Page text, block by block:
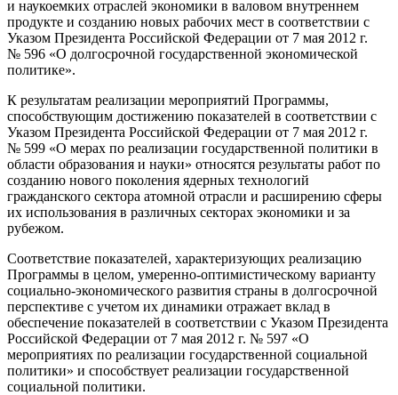
и наукоемких отраслей экономики в валовом внутреннем
продукте и созданию новых рабочих мест в соответствии с
Указом Президента Российской Федерации от 7 мая 2012 г.
№ 596 «О долгосрочной государственной экономической
политике».
К результатам реализации мероприятий Программы,
способствующим достижению показателей в соответствии с
Указом Президента Российской Федерации от 7 мая 2012 г.
№ 599 «О мерах по реализации государственной политики в
области образования и науки» относятся результаты работ по
созданию нового поколения ядерных технологий
гражданского сектора атомной отрасли и расширению сферы
их использования в различных секторах экономики и за
рубежом.
Соответствие показателей, характеризующих реализацию
Программы в целом, умеренно-оптимистическому варианту
социально-экономического развития страны в долгосрочной
перспективе с учетом их динамики отражает вклад в
обеспечение показателей в соответствии с Указом Президента
Российской Федерации от 7 мая 2012 г. № 597 «О
мероприятиях по реализации государственной социальной
политики» и способствует реализации государственной
социальной политики.